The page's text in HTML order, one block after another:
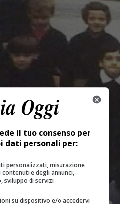
il tuo consenso per
dati personali per:
personalizzati, misurazione
e degli annunci,
sviluppo di servizi
su dispositivo e/o accedervi